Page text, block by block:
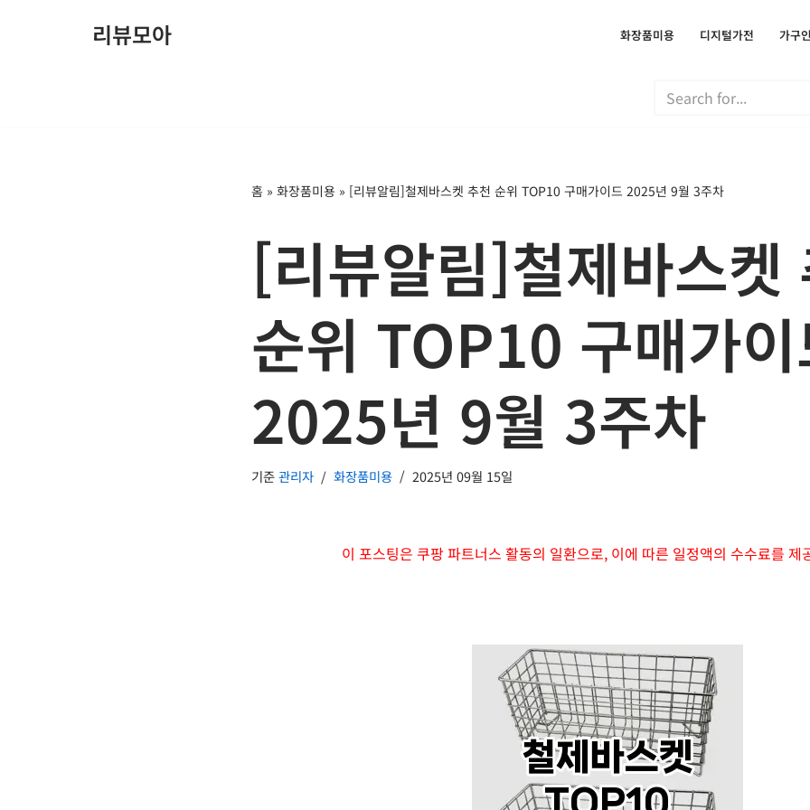
리뷰모아 화장품미용 디지털가전 가구
홈 » 화장품미용 » [리뷰알림]철제바스켓 추천 순위 TOP10 구매가이드 2025년 9월 3주차
[리뷰알림]철제바스켓
순위 TOP10 구매가이
2025년 9월 3주차
기준관리자 화장품미용 2025년 09월 15일
이 포스팅은 쿠팡 파트너스 활동의 일환으로, 이에 따른 일정액의 수수료를 제